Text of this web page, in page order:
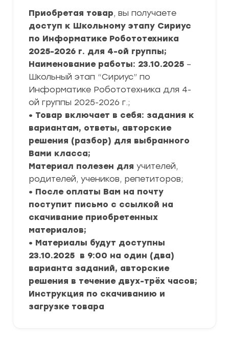
Приобретая товар, вы получаете
доступ к Школьному этапу Сириус
по Информатике Робототехника
2025-2026 г. для 4-ой группы;
Наименование работы: 23.10.2025 –
Школьный этап “Сириус” по
Информатике Робототехника для 4-
ой группы 2025-2026 г.;
• Товар включает в себя: задания к
вариантам, ответы, авторские
решения (разбор) для выбранного
Вами класса;
Материал полезен для учителей,
родителей, учеников, репетиторов;
• После оплаты Вам на почту
поступит письмо с ссылкой на
скачивание приобретенных
материалов;
• Материалы будут доступны
23.10.2025 в 9:00 на один (два)
варианта заданий, авторские
решения в течение двух-трёх часов;
Инструкция по скачиванию и
загрузке товара